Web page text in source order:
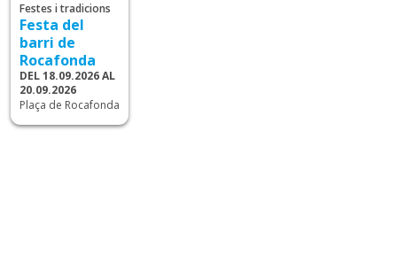
Festes i tradicions
Festa del
barri de
Rocafonda
DEL 18.09.2026 AL
20.09.2026
Plaça de Rocafonda